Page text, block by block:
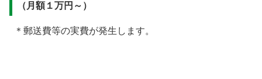
（月額１万円～）
＊郵送費等の実費が発生します。